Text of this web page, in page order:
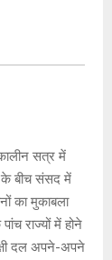
सत्र में
के बीच संसद में
का मुकाबला
राज्यों में होने
दल अपने-अपने